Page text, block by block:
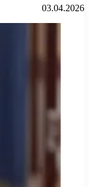
03.04.2026